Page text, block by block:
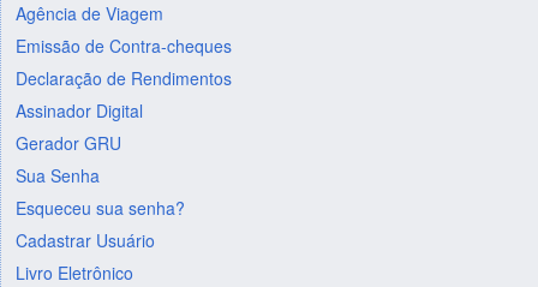
Agência de Viagem
Emissão de Contra-cheques
Declaração de Rendimentos
Assinador Digital
Gerador GRU
Sua Senha
Esqueceu sua senha?
Cadastrar Usuário
Livro Eletrônico